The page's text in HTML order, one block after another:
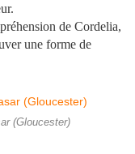
de Cordelia,
une forme de
(Gloucester)